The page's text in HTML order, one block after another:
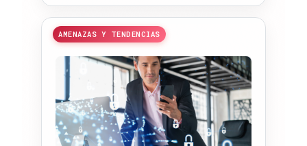
AMENAZAS Y TENDENCIAS